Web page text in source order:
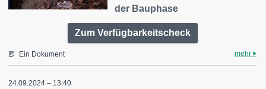
der Bauphase
Zum Verfügbarkeitscheck
Ein Dokument mehr
24.09.2024 – 13:40